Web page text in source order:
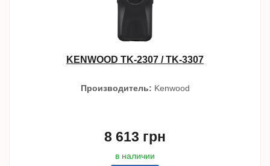
KENWOOD TK-2307 / TK-3307
Производитель: Kenwood
8 613 грн
в наличии